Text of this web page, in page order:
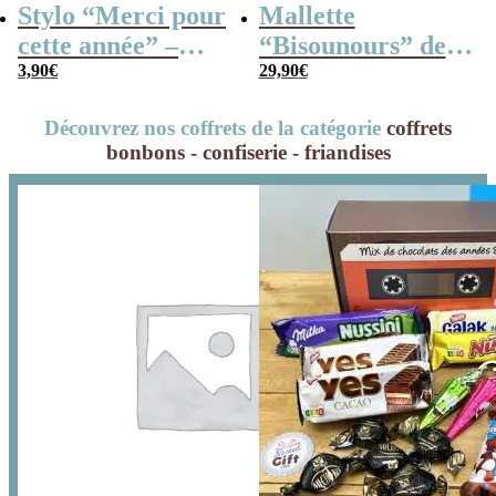
Stylo “Merci pour
cette année” –
Collection arc-en-
3,90€
Mallette
“Bisounours” des
années 80 remplie
29,90€
Découvrez nos coffrets de la catégorie coffrets
bonbons - confiserie - friandises